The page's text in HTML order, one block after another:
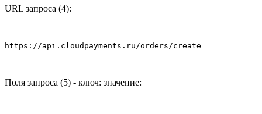
URL запроса (4):
https://api.cloudpayments.ru/orders/create
Поля запроса (5) - ключ: значение: